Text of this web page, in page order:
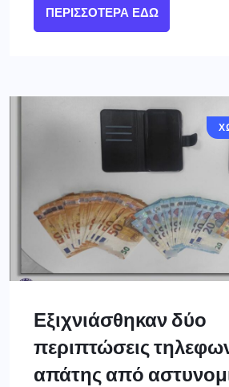
ΠΕΡΙΣΣΌΤΕΡΑ ΕΔΏ
Εξιχνιάσθηκαν δύο
περιπτώσεις
απάτης από